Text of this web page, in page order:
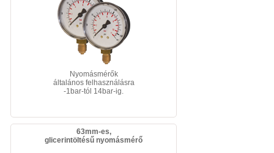
Nyomásmérők
általános felhasználásra
-1bar-tól 14bar-ig.
63mm-es,
glicerintöltésű nyomásmérő